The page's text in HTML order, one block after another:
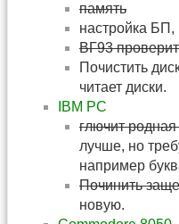
память
настройка БП,
ВГ93
Почистить
читает диски.
IBM PC
глючит
лучше, но
например
Починить
новую.